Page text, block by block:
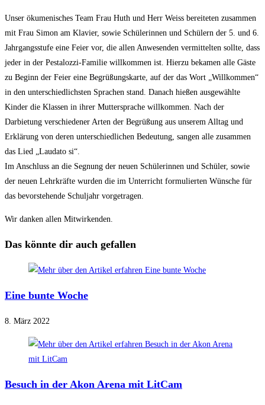
Unser ökumenisches Team Frau Huth und Herr Weiss bereiteten zusammen
mit Frau Simon am Klavier, sowie Schülerinnen und Schülern der 5. und 6.
Jahrgangsstufe eine Feier vor, die allen Anwesenden vermittelten sollte, dass
jeder in der Pestalozzi-Familie willkommen ist. Hierzu bekamen alle Gäste
zu Beginn der Feier eine Begrüßungskarte, auf der das Wort „Willkommen“
in den unterschiedlichsten Sprachen stand. Danach hießen ausgewählte
Kinder die Klassen in ihrer Muttersprache willkommen. Nach der
Darbietung verschiedener Arten der Begrüßung aus unserem Alltag und
Erklärung von deren unterschiedlichen Bedeutung, sangen alle zusammen
das Lied „Laudato si“.
Im Anschluss an die Segnung der neuen Schülerinnen und Schüler, sowie
der neuen Lehrkräfte wurden die im Unterricht formulierten Wünsche für
das bevorstehende Schuljahr vorgetragen.
Wir danken allen Mitwirkenden.
Das könnte dir auch gefallen
Eine bunte Woche
8. März 2022
Besuch in der Akon Arena mit LitCam